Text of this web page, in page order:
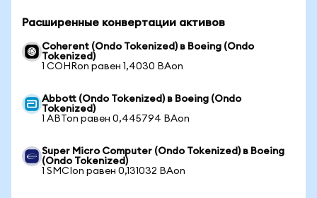
Расширенные конвертации активов
Coherent (Ondo Tokenized) в Boeing (Ondo
Tokenized)
1 COHRon равен 1,4030 BAon
Abbott (Ondo Tokenized) в Boeing (Ondo
Tokenized)
1 ABTon равен 0,445794 BAon
Super Micro Computer (Ondo Tokenized) в Boeing
(Ondo Tokenized)
1 SMCIon равен 0,131032 BAon